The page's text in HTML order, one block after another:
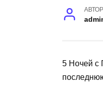
АВТОР
5 Ночей с